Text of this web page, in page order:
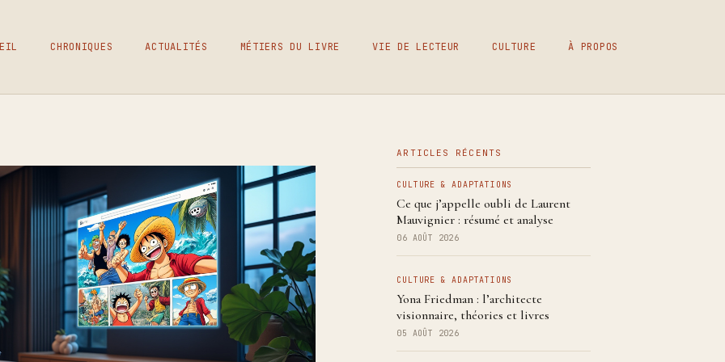
CHRONIQUES ACTUALITÉS MÉTIERS DU LIVRE VIE DE LECTEUR CULTURE À PROPOS
ARTICLES RÉCENTS
CULTURE & ADAPTATIONS
Ce que j’appelle oubli de Laurent
Mauvignier : résumé et analyse
06 AOÛT 2026
CULTURE & ADAPTATIONS
Yona Friedman : l’architecte
visionnaire, théories et livres
05 AOÛT 2026